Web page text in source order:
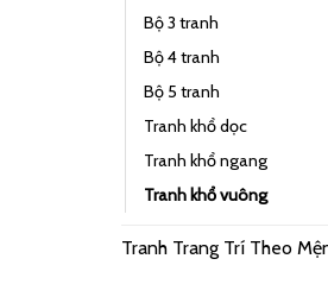
Bộ 3 tranh
Bộ 4 tranh
Bộ 5 tranh
Tranh khổ dọc
Tranh khổ ngang
Tranh khổ vuông
Tranh Trang Trí Theo